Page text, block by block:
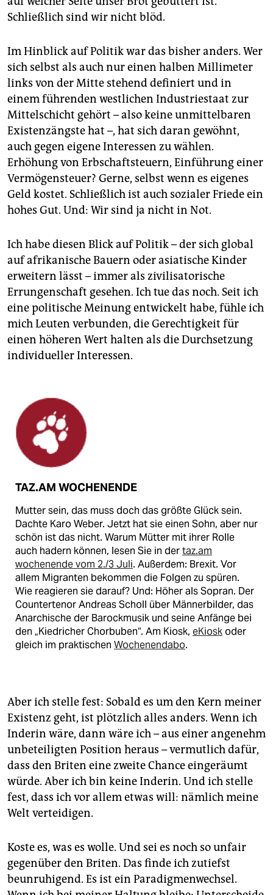
Schließlich sind wir nicht blöd.
Im Hinblick auf Politik war das bisher anders. Wer
sich selbst als auch nur einen halben Millimeter
links von der Mitte stehend definiert und in
einem führenden westlichen Indus­trie­staat zur
Mittelschicht gehört – also keine unmittelbaren
Existenzängste hat –, hat sich daran gewöhnt,
auch gegen eigene Interessen zu wählen.
Erhöhung von Erbschaftsteuern, Einführung einer
Vermögen­steuer? Gerne, selbst wenn es eigenes
Geld kostet. Schließlich ist auch sozialer Friede ein
hohes Gut. Und: Wir sind ja nicht in Not.
Ich habe diesen Blick auf Politik – der sich global
auf afrikanische Bauern oder asiatische Kinder
erweitern lässt – immer als zivilisatorische
Errungenschaft gesehen. Ich tue das noch. Seit ich
eine politische Meinung entwickelt habe, fühle ich
mich Leuten verbunden, die Gerechtigkeit für
einen höheren Wert halten als die Durchsetzung
individueller Interessen.
TAZ.AM WOCHENENDE
Mutter sein, das muss doch das größte Glück sein.
Dachte Karo Weber. Jetzt hat sie einen Sohn, aber nur
schön ist das nicht. Warum Mütter mit ihrer Rolle
auch hadern können, lesen Sie in dertaz.am
wochenende vom 2./3 Juli. Außerdem: Brexit. Vor
allem Migranten bekommen die Folgen zu spüren.
Wie reagieren sie darauf? Und: Höher als Sopran. Der
Countertenor Andreas Scholl über Männerbilder, das
Anarchische der Barockmusik und seine Anfänge bei
den „Kiedricher Chorbuben“. Am Kiosk, eKioskoder
gleich im praktischen Wochenendabo.
Aber ich stelle fest: Sobald es um den Kern meiner
Existenz geht, ist plötzlich alles anders. Wenn ich
Inderin wäre, dann wäre ich – aus einer angenehm
unbeteiligten Position heraus – vermutlich dafür,
dass den Briten eine zweite Chance eingeräumt
würde. Aber ich bin keine Inderin. Und ich stelle
fest, dass ich vor allem etwas will: nämlich meine
Welt verteidigen.
Koste es, was es wolle. Und sei es noch so unfair
gegenüber den Briten. Das finde ich zutiefst
beunruhigend. Es ist ein Paradigmenwechsel.